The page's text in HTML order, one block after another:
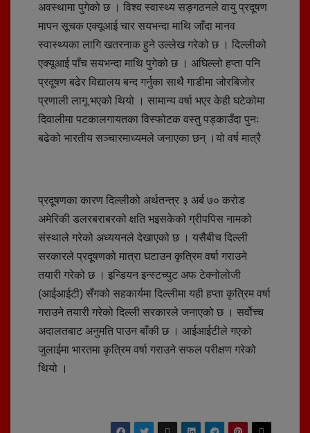
अवस्थामा पुगेको छ । विश्व स्वास्थ्य सङ्गठनले वायु प्रदूषण
मापन सूचक एक्यूआई चार सयभन्दा माथि जाँदा मानव
स्वास्थ्यका लागि खतरनाक हुने उल्लेख गरेको छ । दिल्लीको
एक्यूआई पाँच सयभन्दा माथि पुगेको छ । अघिल्लो हप्ता पनि
प्रदूषण बढेर विद्यालय बन्द गर्नुका साथै गाडीमा जोरबिजोर
प्रणाली लागू भएको थियो । सामान्य वर्षा भएर केही घटेकोमा
दिवालीमा पटकालगायतका विस्फोटक वस्तु पड्काउँदा पुनः
बढेको भारतीय सञ्चारमाध्यमले जनाएका छन् ।यो वर्ष मात्रै
प्रदूषणका कारण दिल्लीको अर्थतन्त्र ३ अर्ब ७० करोड
अमेरिकी डलरबराबरको क्षति भइसकेको ग्रीपपिस नामको
संस्थाले गरेको अध्ययनले देखाएको छ । यसैबीच दिल्ली
सरकारले प्रदूषणको मात्रा घटाउन कृत्रिम वर्षा गराउने
तयारी गरेको छ । इन्डियन इन्स्टच्युट अफ टेक्नोलोजी
(आईआईटी) सँगको सहकार्यमा दिल्लीमा यही हप्ता कृत्रिम वर्षा
गराउने तयारी गरेको दिल्ली सरकारले जनाएको छ । सर्वोच्च
अदालतबाट अनुमति पाउन बाँकी छ । आईआईटीले गएको
जुलाईमा भारतमा कृत्रिम वर्षा गराउने सफल परीक्षण गरेको
थियो ।